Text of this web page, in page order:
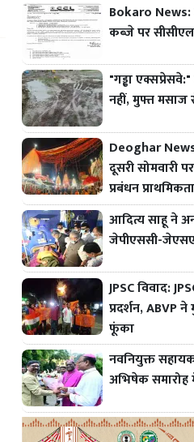
Bokaro News:
कब्जे पर
"गड्ढा
नहीं, मुफ्त मसाज
Deoghar
दूसरी सोमवारी
प्रबंधन प्राथमिकता
आदित्य साहू ने
जेपीएससी-
JPSC विवाद:
प्रदर्शन, ABVP
फूंका
नवनियुक्त
अभिषेक समारोह